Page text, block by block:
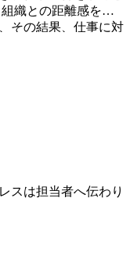
その結果、仕事に対
で、転職後の給料の
こと等、皆さまの転
相談下さい。 ま
ュメ、面接等につい
所を、私たちヒュー
えさせて頂きます！
スは担当者へ伝わり